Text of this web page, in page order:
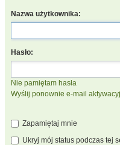
Nazwa użytkownika:
Hasło:
Nie pamiętam hasła
Wyślij ponownie e-mail
Zapamiętaj mnie
Ukryj mój status podczas tej